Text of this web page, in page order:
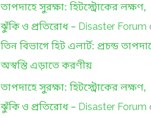
তাপদাহে সুরক্ষা: হিটস্ট্রোকের লক্ষণ,
ঝুঁকি ও প্রতিরোধ – Disaster Forum
তিন বিভাগে হিট এলার্ট: প্রচন্ড
অস্বস্তি এড়াতে করণীয়
তাপদাহে সুরক্ষা: হিটস্ট্রোকের লক্ষণ,
ঝুঁকি ও প্রতিরোধ – Disaster Forum